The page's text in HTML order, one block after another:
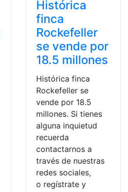
Histórica
finca
Rockefeller
se vende por
18.5 millones
Histórica finca
Rockefeller se
vende por 18.5
millones. Si tienes
alguna inquietud
recuerda
contactarnos a
través de nuestras
redes sociales,
o regístrate y